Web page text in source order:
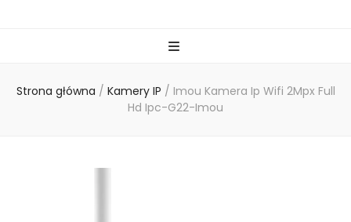
Strona główna / Kamery IP / Imou Kamera Ip Wifi 2Mpx Full
Hd Ipc-G22-Imou